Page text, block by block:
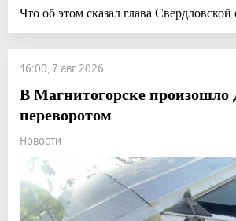
Что об этом сказал глава Свердловской
16:00, 7 авг 2026
В Магнитогорске
переворотом
Новости